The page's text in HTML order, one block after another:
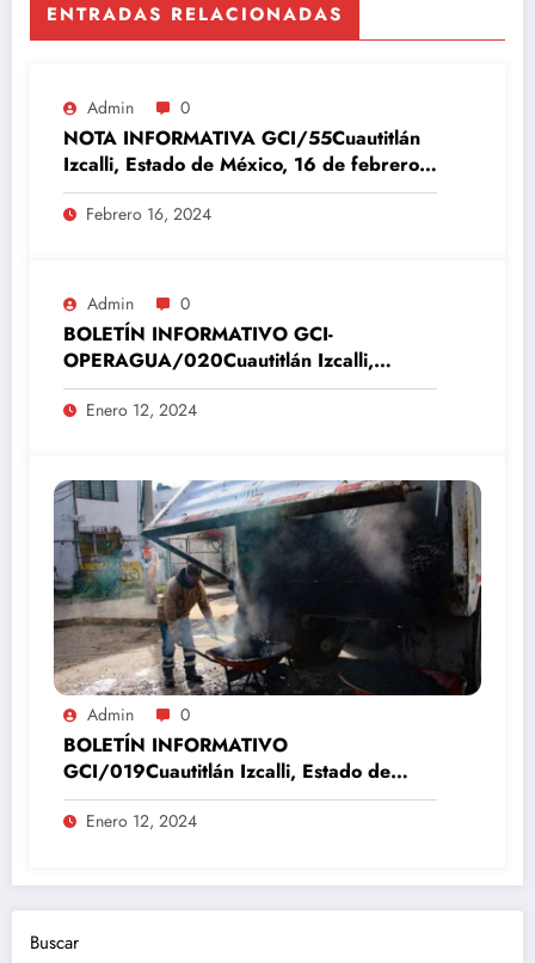
ENTRADAS RELACIONADAS
Admin 0
NOTA INFORMATIVA GCI/55Cuautitlán
Izcalli, Estado de México, 16 de febrero
del 2024
Febrero 16, 2024
Admin 0
BOLETÍN INFORMATIVO GCI-
OPERAGUA/020Cuautitlán Izcalli,
Estado de México, 12 de enero del 2024
Enero 12, 2024
Admin 0
BOLETÍN INFORMATIVO
GCI/019Cuautitlán Izcalli, Estado de
México, 12 de enero del 2024
Enero 12, 2024
Buscar